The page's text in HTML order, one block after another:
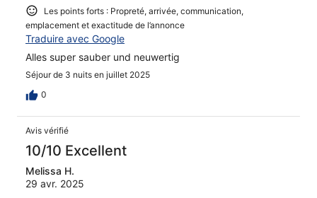
Les points forts : Propreté, arrivée, communication,
emplacement et exactitude de l’annonce
Traduire avec Google
Alles super sauber und neuwertig
Séjour de 3 nuits en juillet 2025
0
Avis vérifié
10/10 Excellent
Melissa H.
29 avr. 2025